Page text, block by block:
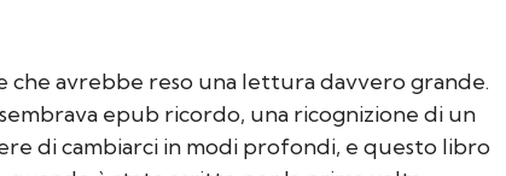
che avrebbe reso una lettura davvero grande.
epub ricordo, una ricognizione di un
di cambiarci in modi profondi, e questo libro